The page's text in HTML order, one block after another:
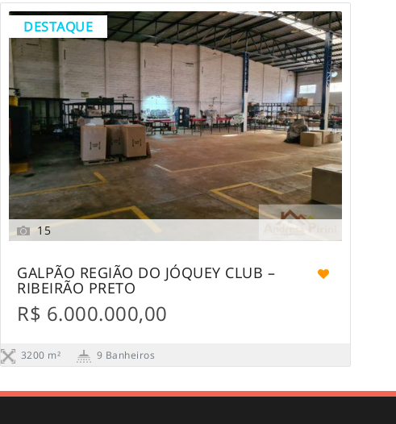
DESTAQUE
15
GALPÃO REGIÃO DO JÓQUEY CLUB –
RIBEIRÃO PRETO
R$ 6.000.000,00
3200 m² 9 Banheiros